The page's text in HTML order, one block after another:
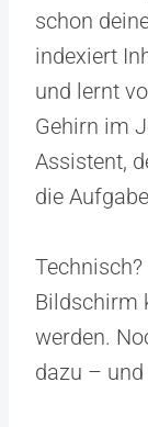
schon
indexiert
und lernt
Gehirn im
Assistent,
die
Bildschirm
werden.
dazu –